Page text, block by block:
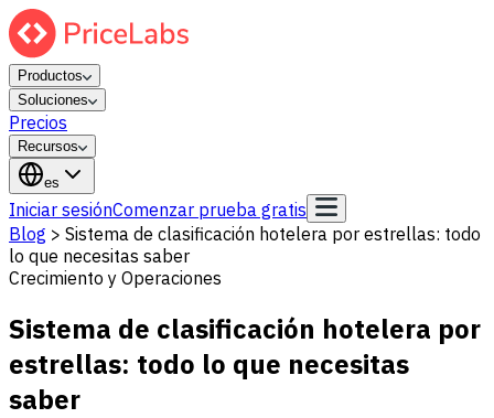
Productos
Soluciones
Precios
Recursos
es
Iniciar sesiónComenzar prueba gratis
Blog > Sistema de clasificación hotelera por estrellas: todo
lo que necesitas saber
Crecimiento y Operaciones
Sistema de clasificación hotelera por
estrellas: todo lo que necesitas
saber